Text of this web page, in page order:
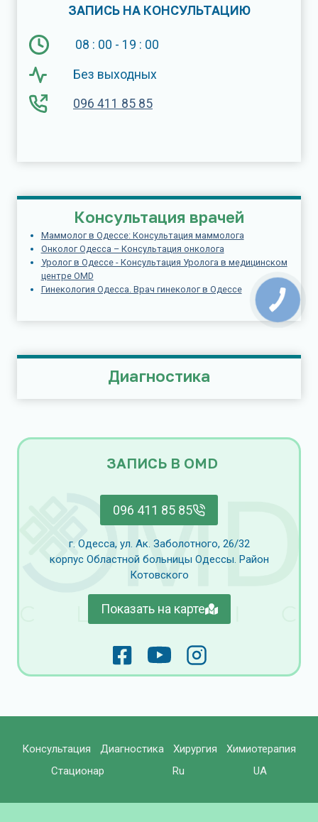
ЗАПИСЬ НА КОНСУЛЬТАЦИЮ
08 : 00 - 19 : 00
Без выходных
096 411 85 85
Консультация врачей
Маммолог в Одессе: Консультация маммолога
Онколог Одесса – Консультация онколога
Уролог в Одессе - Консультация Уролога в медицинском
центре OMD
Гинекология Одесса. Врач гинеколог в Одессе
Диагностика
ЗАПИСЬ В OMD
096 411 85 85
г. Одесса, ул. Ак. Заболотного, 26/32
корпус Областной больницы Одессы. Район
Котовского
Показать на карте
Консультация Диагностика Хирургия
Химиотерапия
Стационар
Ru UA